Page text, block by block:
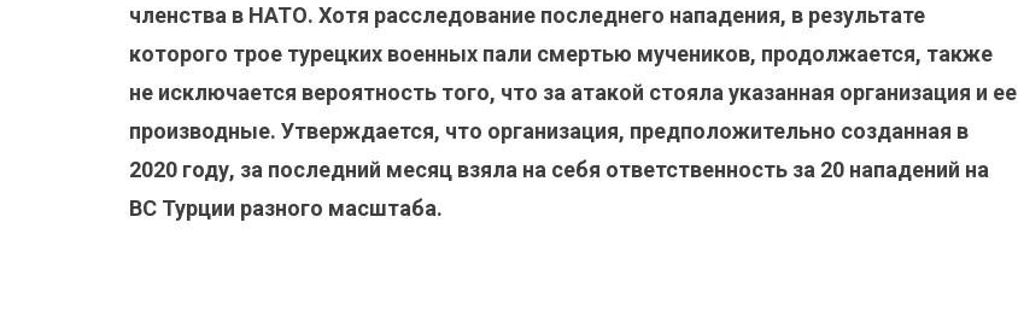
членства в НАТО. Хотя расследование последнего нападения, в результате
которого трое турецких военных пали смертью мучеников, продолжается, также
не исключается вероятность того, что за атакой стояла указанная организация и ее
производные. Утверждается, что организация, предположительно созданная в
2020 году, за последний месяц взяла на себя ответственность за 20 нападений на
ВС Турции разного масштаба.